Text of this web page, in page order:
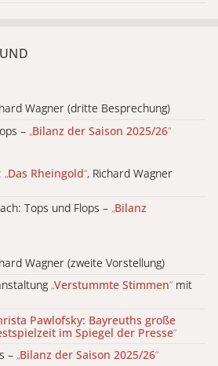
Wagner (dritte Besprechung)
– „Bilanz der Saison 2025/26“
„Das Rheingold“, Richard Wagner
Tops und Flops – „Bilanz
Wagner (zweite Vorstellung)
„Verstummte Stimmen“ mit
Pawlofsky: Bayreuths große
im Spiegel der Presse“
– „Bilanz der Saison 2025/26“